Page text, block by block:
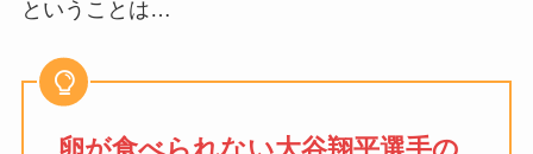
ということは…